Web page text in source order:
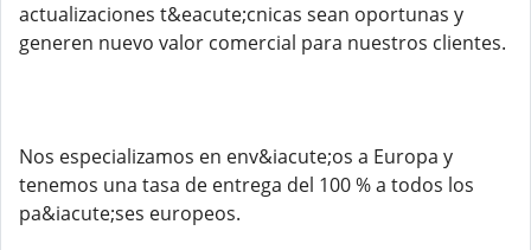
actualizaciones t&eacute;cnicas sean oportunas y
generen nuevo valor comercial para nuestros clientes.
Nos especializamos en env&iacute;os a Europa y
tenemos una tasa de entrega del 100 % a todos los
pa&iacute;ses europeos.